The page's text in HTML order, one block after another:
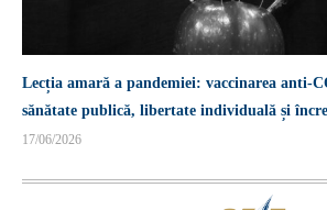
Lecția amară a pandemiei: vaccinarea anti-
sănătate publică, libertate individuală și
17/06/2026